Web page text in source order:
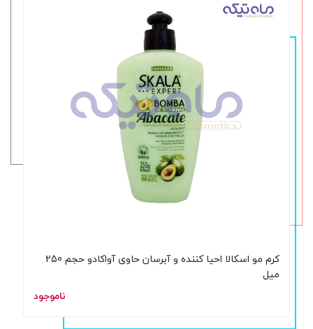
کرم مو اسکالا احیا کننده و آبرسان حاوی آواکادو حجم 250
میل
ناموجود